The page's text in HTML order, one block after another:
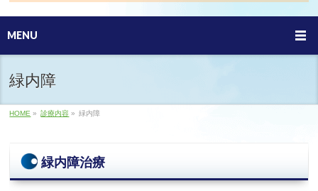
MENU
緑内障
HOME » 診療内容 » 緑内障
緑内障治療